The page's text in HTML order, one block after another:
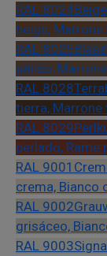
RAL 8024
beige, Marrone
RAL 8025
pálido,
RAL 8028
tierra, Marrone
RAL 8029
perlado, Rame
RAL 9001
crema, Bianco
RAL 9002
grisáceo,
RAL 9003